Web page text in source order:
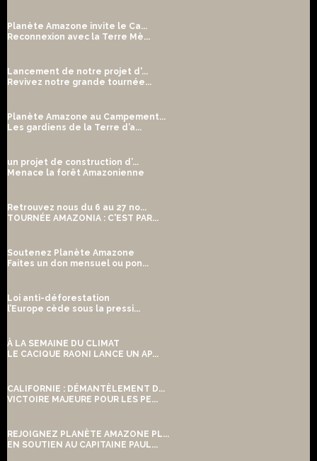
Planète Amazone invite le Ca...
Reconnexion avec la Terre Mè...
Lancement de notre projet d'...
Revivez notre grande tournée...
Planète Amazone au Campement...
Les gardiens de la Terre d’a...
un projet de construction d’...
Menace la forêt Amazonienne
Retrouvez nous du 6 au 27 no...
TOURNÉE AMAZONIA : C'EST PAR...
Soutenez Planète Amazone
Faites un don mensuel ou pon...
Loi anti-déforestation
l’Europe cède sous la pressi...
À LA SEMAINE DU CLIMAT
LE CACIQUE RAONI LANCE UN AP...
CALIFORNIE : DÉMANTÈLEMENT D...
VICTOIRE MAJEURE POUR LES PE...
REJOIGNEZ PLANÈTE AMAZONE PL...
EN SOUTIEN AU CAPITAINE PAUL...